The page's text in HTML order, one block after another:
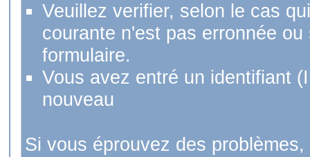
Veuillez verifier, selon le cas
courante n'est pas erronnée
formulaire.
Vous avez entré un identifiant
nouveau
Si vous éprouvez des